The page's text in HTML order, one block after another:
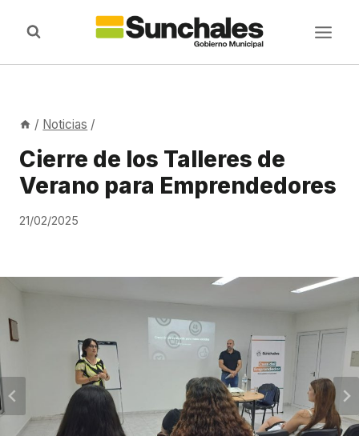
/ Noticias /
Cierre de los Talleres de
Verano para Emprendedores
21/02/2025